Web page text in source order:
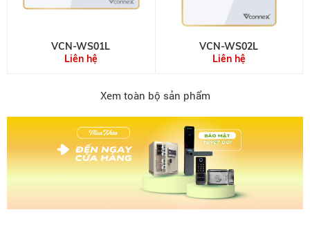
VCN-WS01L
Liên hệ
VCN-WS02L
Liên hệ
Xem toàn bộ sản phẩm